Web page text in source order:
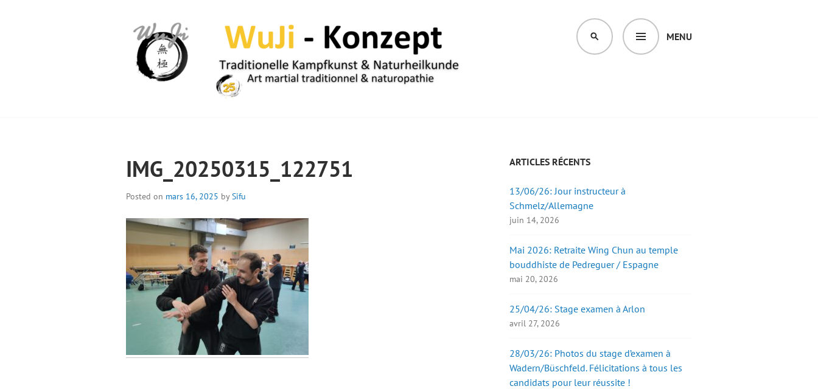
MENU
SEARCH
IMG_20250315_122751
Posted on mars 16, 2025 bySifu
ARTICLES RÉCENTS
13/06/26: Jour instructeur à
Schmelz/Allemagne
juin 14, 2026
Mai 2026: Retraite Wing Chun au temple
bouddhiste de Pedreguer / Espagne
mai 20, 2026
25/04/26: Stage examen à Arlon
avril 27, 2026
28/03/26: Photos du stage d’examen à
Wadern/Büschfeld. Félicitations à tous les
candidats pour leur réussite !